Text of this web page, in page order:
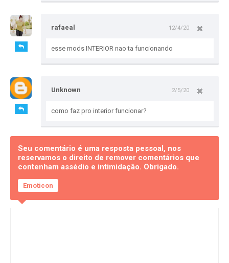
rafaeal 12/4/20
esse mods INTERIOR nao ta funcionando
Unknown 2/5/20
como faz pro interior funcionar?
Seu comentário é uma resposta pessoal, nos
reservamos o direito de remover comentários que
contenham assédio e intimidação. Obrigado.
Emoticon